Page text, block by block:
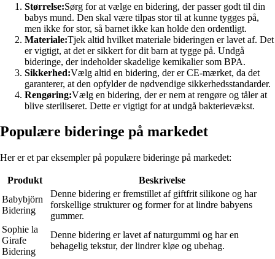
Størrelse:Sørg for at vælge en bidering, der passer godt til din
babys mund. Den skal være tilpas stor til at kunne tygges på,
men ikke for stor, så barnet ikke kan holde den ordentligt.
Materiale:Tjek altid hvilket materiale bideringen er lavet af. Det
er vigtigt, at det er sikkert for dit barn at tygge på. Undgå
bideringe, der indeholder skadelige kemikalier som BPA.
Sikkerhed:Vælg altid en bidering, der er CE-mærket, da det
garanterer, at den opfylder de nødvendige sikkerhedsstandarder.
Rengøring:Vælg en bidering, der er nem at rengøre og tåler at
blive steriliseret. Dette er vigtigt for at undgå bakterievækst.
Populære bideringe på markedet
Her er et par eksempler på populære bideringe på markedet:
Produkt
Beskrivelse
Babybjörn
Bidering
Denne bidering er fremstillet af giftfrit silikone og har
forskellige strukturer og former for at lindre babyens
gummer.
Sophie la
Girafe
Bidering
Denne bidering er lavet af naturgummi og har en
behagelig tekstur, der lindrer kløe og ubehag.